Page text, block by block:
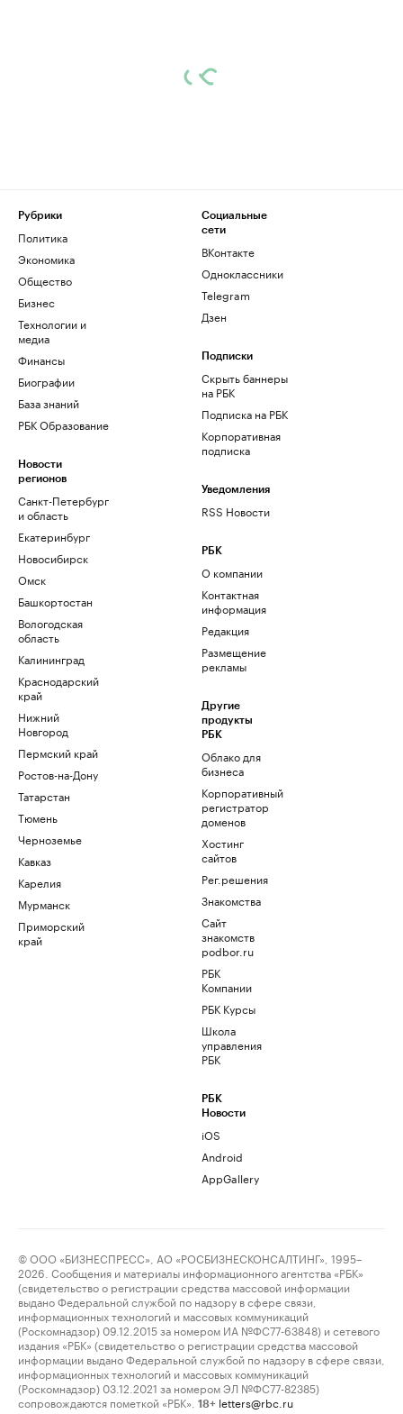
Рубрики
Политика
Экономика
Общество
Бизнес
Технологии и
медиа
Финансы
Биографии
База знаний
РБК Образование
Новости
регионов
Санкт-Петербург
и область
Екатеринбург
Новосибирск
Омск
Башкортостан
Вологодская
область
Калининград
Краснодарский
край
Нижний
Новгород
Пермский край
Ростов-на-Дону
Татарстан
Тюмень
Черноземье
Кавказ
Карелия
Мурманск
Приморский
край
Социальные
сети
ВКонтакте
Одноклассники
Telegram
Дзен
Подписки
Скрыть баннеры
на РБК
Подписка на РБК
Корпоративная
подписка
Уведомления
RSS Новости
РБК
О компании
Контактная
информация
Редакция
Размещение
рекламы
Другие
продукты
РБК
Облако для
бизнеса
Корпоративный
регистратор
доменов
Хостинг
сайтов
Рег.решения
Знакомства
Сайт
знакомств
podbor.ru
РБК
Компании
РБК Курсы
Школа
управления
РБК
РБК
Новости
iOS
Android
AppGallery
© ООО «БИЗНЕСПРЕСС», АО «РОСБИЗНЕСКОНСАЛТИНГ», 1995–
2026. Сообщения и материалы информационного агентства «РБК»
(свидетельство о регистрации средства массовой информации
выдано Федеральной службой по надзору в сфере связи,
информационных технологий и массовых коммуникаций
(Роскомнадзор) 09.12.2015 за номером ИА №ФС77-63848) и сетевого
издания «РБК» (свидетельство о регистрации средства массовой
информации выдано Федеральной службой по надзору в сфере связи,
информационных технологий и массовых коммуникаций
(Роскомнадзор) 03.12.2021 за номером ЭЛ №ФС77-82385)
сопровождаются пометкой «РБК».
18+ letters@rbc.ru